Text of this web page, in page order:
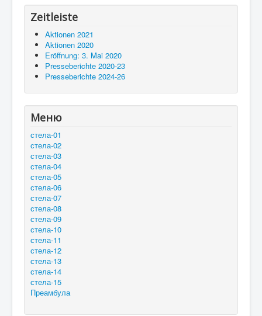
Zeitleiste
Aktionen 2021
Aktionen 2020
Eröffnung: 3. Mai 2020
Presseberichte 2020-23
Presseberichte 2024-26
Меню
стела-01
стела-02
стела-03
стела-04
стела-05
стела-06
стела-07
стела-08
стела-09
стела-10
стела-11
стела-12
стела-13
стела-14
стела-15
Преамбула